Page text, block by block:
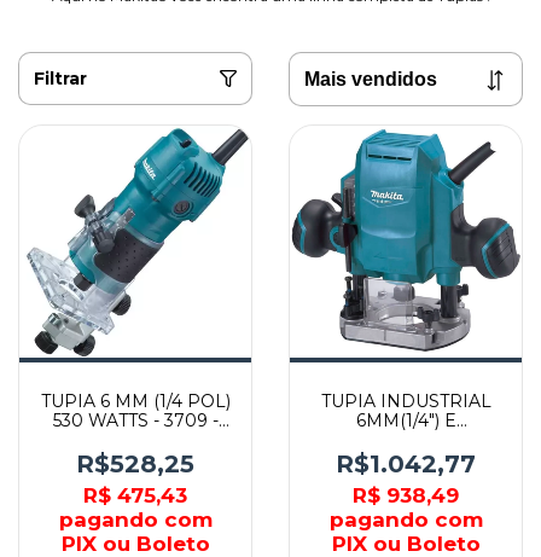
Filtrar
TUPIA 6 MM (1/4 POL)
530 WATTS - 3709 -
R$528,25
R$ 475,43
pagando com
PIX ou Boleto
TUPIA INDUSTRIAL
6MM(1/4") E
MAKITA
R$1.042,77
R$ 938,49
pagando com
PIX ou Boleto